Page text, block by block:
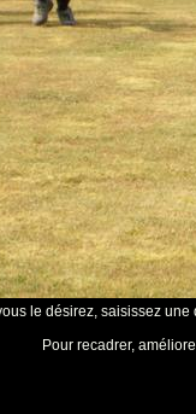
le désirez, saisissez
Pour recadrer,